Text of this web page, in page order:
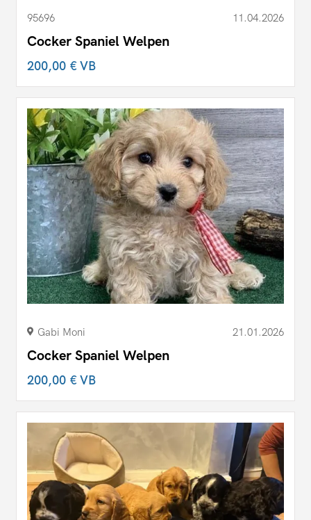
95696 11.04.2026
Cocker Spaniel Welpen
200,00 €VB
Gabi Moni 21.01.2026
Cocker Spaniel Welpen
200,00 €VB